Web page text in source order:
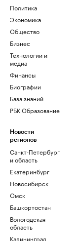
Политика
Экономика
Общество
Бизнес
Технологии и
медиа
Финансы
Биографии
База знаний
РБК Образование
Новости
регионов
Санкт-Петербург
и область
Екатеринбург
Новосибирск
Омск
Башкортостан
Вологодская
область
Калининград